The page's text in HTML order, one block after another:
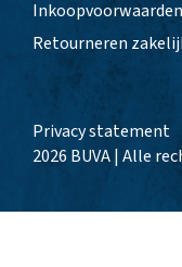
Inkoopvoorwaarden
Retourneren
Privacy statement
2026 BUVA | Alle